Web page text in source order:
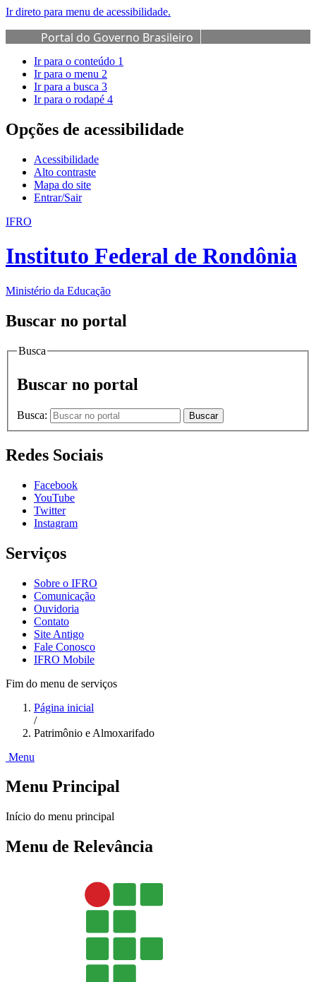
Ir direto para menu de acessibilidade.
Portal do Governo Brasileiro
Ir para o conteúdo 1
Ir para o menu 2
Ir para a busca 3
Ir para o rodapé 4
Opções de acessibilidade
Acessibilidade
Alto contraste
Mapa do site
Entrar/Sair
IFRO
Instituto Federal de Rondônia
Ministério da Educação
Buscar no portal
Busca
Buscar no portal
Busca: Buscar
Redes Sociais
Facebook
YouTube
Twitter
Instagram
Serviços
Sobre o IFRO
Comunicação
Ouvidoria
Contato
Site Antigo
Fale Conosco
IFRO Mobile
Fim do menu de serviços
Página inicial
/
Patrimônio e Almoxarifado
Menu
Menu Principal
Início do menu principal
Menu de Relevância